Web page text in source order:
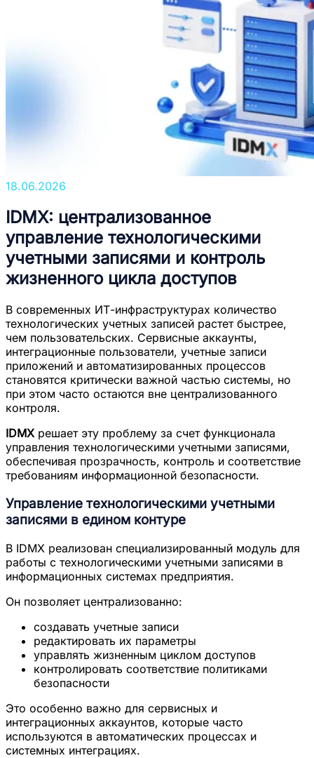
18.06.2026
IDMX: централизованное
управление технологическими
учетными записями и контроль
жизненного цикла доступов
В современных ИТ-инфраструктурах количество
технологических учетных записей растет быстрее,
чем пользовательских. Сервисные аккаунты,
интеграционные пользователи, учетные записи
приложений и автоматизированных процессов
становятся критически важной частью системы, но
при этом часто остаются вне централизованного
контроля.
IDMXрешает эту проблему за счет функционала
управления технологическими учетными записями,
обеспечивая прозрачность, контроль и соответствие
требованиям информационной безопасности.
Управление технологическими учетными
записями в едином контуре
В IDMX реализован специализированный модуль для
работы с технологическими учетными записями в
информационных системах предприятия.
Он позволяет централизованно:
создавать учетные записи
редактировать их параметры
управлять жизненным циклом доступов
контролировать соответствие политиками
безопасности
Это особенно важно для сервисных и
интеграционных аккаунтов, которые часто
используются в автоматических процессах и
системных интеграциях.